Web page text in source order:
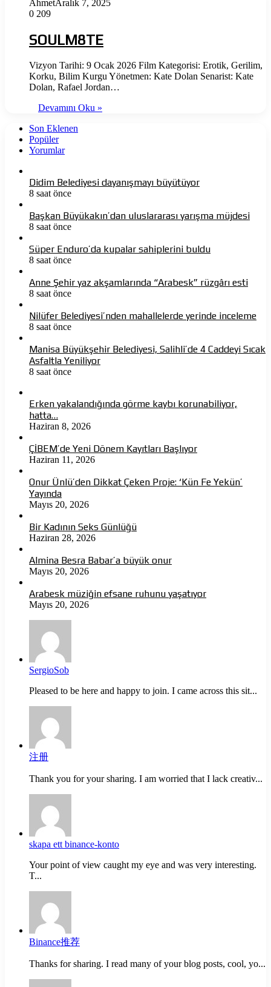
AhmetAralık 7, 2025
0 209
SOULM8TE
Vizyon Tarihi: 9 Ocak 2026 Film Kategorisi: Erotik, Gerilim,
Korku, Bilim Kurgu Yönetmen: Kate Dolan Senarist: Kate
Dolan, Rafael Jordan…
Devamını Oku »
Son Eklenen
Popüler
Yorumlar
Didim Belediyesi dayanışmayı büyütüyor
8 saat önce
Başkan Büyükakın’dan uluslararası yarışma müjdesi
8 saat önce
Süper Enduro’da kupalar sahiplerini buldu
8 saat önce
Anne Şehir yaz akşamlarında “Arabesk” rüzgârı esti
8 saat önce
Nilüfer Belediyesi’nden mahallelerde yerinde inceleme
8 saat önce
Manisa Büyükşehir Belediyesi, Salihli’de 4 Caddeyi Sıcak
Asfaltla Yeniliyor
8 saat önce
Erken yakalandığında görme kaybı korunabiliyor,
hatta…
Haziran 8, 2026
ÇİBEM’de Yeni Dönem Kayıtları Başlıyor
Haziran 11, 2026
Onur Ünlü’den Dikkat Çeken Proje: ‘Kün Fe Yekün’
Yayında
Mayıs 20, 2026
Bir Kadının Seks Günlüğü
Haziran 28, 2026
Almina Besra Babar’a büyük onur
Mayıs 20, 2026
Arabesk müziğin efsane ruhunu yaşatıyor
Mayıs 20, 2026
SergioSob
Pleased to be here and happy to join. I came across this sit...
注册
Thank you for your sharing. I am worried that I lack creativ...
skapa ett binance-konto
Your point of view caught my eye and was very interesting.
T...
Binance推荐
Thanks for sharing. I read many of your blog posts, cool, yo...